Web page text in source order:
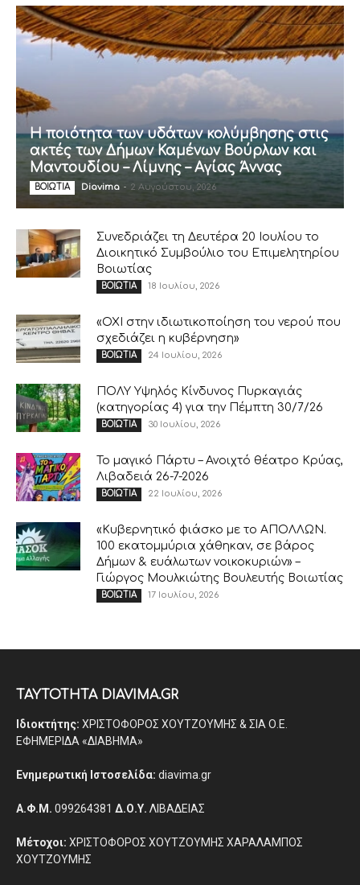
Η ποιότητα των υδάτων κολύμβησης στις
ακτές των Δήμων Καμένων Βούρλων και
Μαντουδίου – Λίμνης – Αγίας Άννας
ΒΟΙΩΤΙΑ Diavima - 2 Αυγούστου, 2026
Συνεδριάζει τη Δευτέρα 20 Ιουλίου το
Διοικητικό Συμβούλιο του Επιμελητηρίου
Βοιωτίας
ΒΟΙΩΤΙΑ 18 Ιουλίου, 2026
«ΟΧΙ στην ιδιωτικοποίηση του νερού που
σχεδιάζει η κυβέρνηση»
ΒΟΙΩΤΙΑ 24 Ιουλίου, 2026
ΠΟΛΥ Υψηλός Κίνδυνος Πυρκαγιάς
(κατηγορίας 4) για την Πέμπτη 30/7/26
ΒΟΙΩΤΙΑ 30 Ιουλίου, 2026
Το μαγικό Πάρτυ – Ανοιχτό θέατρο Κρύας,
Λιβαδειά 26-7-2026
ΒΟΙΩΤΙΑ 22 Ιουλίου, 2026
«Κυβερνητικό φιάσκο με το ΑΠΟΛΛΩΝ.
100 εκατομμύρια χάθηκαν, σε βάρος
Δήμων & ευάλωτων νοικοκυριών» –
Γιώργος Μουλκιώτης Βουλευτής Βοιωτίας
ΒΟΙΩΤΙΑ 17 Ιουλίου, 2026
ΤΑΥΤΟΤΗΤΑ DIAVIMA.GR
Ιδιοκτήτης: ΧΡΙΣΤΟΦΟΡΟΣ ΧΟΥΤΖΟΥΜΗΣ & ΣΙΑ Ο.Ε.
ΕΦΗΜΕΡΙΔΑ «ΔΙΑΒΗΜΑ»
Ενημερωτική Ιστοσελίδα: diavima.gr
Α.Φ.Μ. 099264381 Δ.Ο.Υ. ΛΙΒΑΔΕΙΑΣ
Μέτοχοι: ΧΡΙΣΤΟΦΟΡΟΣ ΧΟΥΤΖΟΥΜΗΣ ΧΑΡΑΛΑΜΠΟΣ
ΧΟΥΤΖΟΥΜΗΣ